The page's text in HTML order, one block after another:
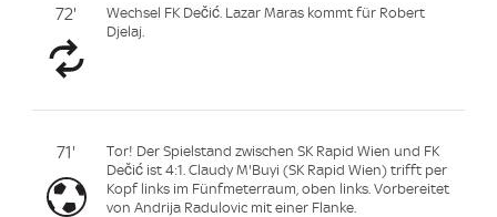
72'
Wechsel FK Dečić. Lazar Maras kommt für Robert
Djelaj.
71'
Tor! Der Spielstand zwischen SK Rapid Wien und FK
Dečić ist 4:1. Claudy M'Buyi (SK Rapid Wien) trifft per
Kopf links im Fünfmeterraum, oben links. Vorbereitet
von Andrija Radulovic mit einer Flanke.